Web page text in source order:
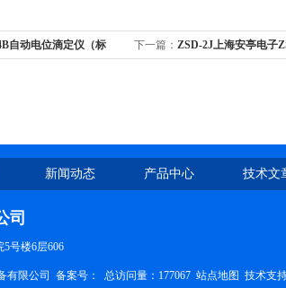
自动电位滴定仪（标 下一篇： ZSD-2J上海安亭电子
新闻动态 产品中心 技术文
司
号楼6层606
有限公司 备案号： 总访问量：177067 站点地图 技术支